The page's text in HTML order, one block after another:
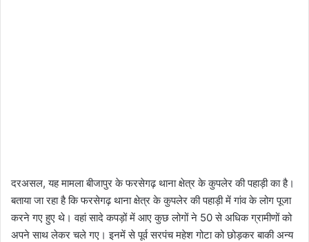
दरअसल, यह मामला बीजापुर के फरसेगढ़ थाना क्षेत्र के कुपलेर की पहाड़ी का है।
बताया जा रहा है कि फरसेगढ़ थाना क्षेत्र के कुपलेर की पहाड़ी में गांव के लोग पूजा
करने गए हुए थे। वहां सादे कपड़ों में आए कुछ लोगों ने 50 से अधिक ग्रामीणों को
अपने साथ लेकर चले गए। इनमें से पूर्व सरपंच महेश गोटा को छोड़कर बाकी अन्य